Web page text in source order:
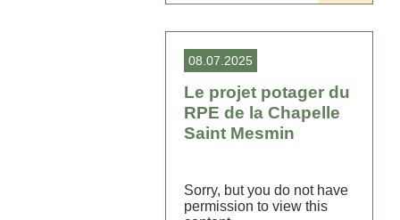
08.07.2025
Le projet potager du
RPE de la Chapelle
Saint Mesmin
Sorry, but you do not have
permission to view this